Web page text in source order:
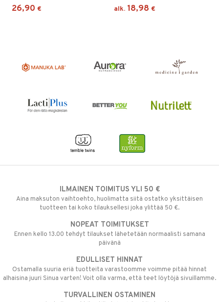
26,90 € alk. 18,98 €
ILMAINEN TOIMITUS YLI 50 €
Aina maksuton vaihtoehto, huolimatta siitä ostatko yksittäisen
tuotteen tai koko tilauksellesi joka ylittää 50 €.
NOPEAT TOIMITUKSET
Ennen kello 13.00 tehdyt tilaukset lähetetään normaalisti samana
päivänä
EDULLISET HINNAT
Ostamalla suuria eriä tuotteita varastoomme voimme pitää hinnat
alhaisina juuri Sinua varten! Voit olla varma, että teet löytöjä sivuillamme.
TURVALLINEN OSTAMINEN